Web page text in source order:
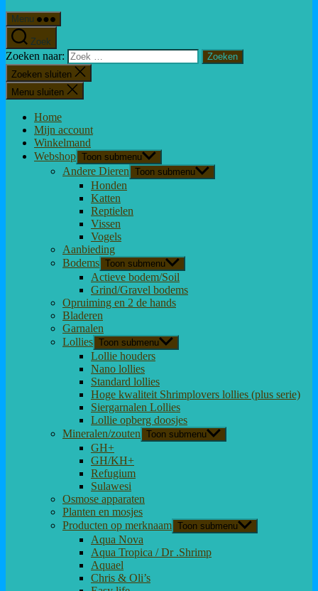
Menu
Zoek
Zoeken naar:
Zoeken sluiten
Menu sluiten
Home
Mijn account
Winkelmand
Webshop Toon submenu
Andere Dieren Toon submenu
Honden
Katten
Reptielen
Vissen
Vogels
Aanbieding
Bodems Toon submenu
Actieve bodem/Soil
Grind/Gravel bodems
Opruiming en 2 de hands
Bladeren
Garnalen
Lollies Toon submenu
Lollie houders
Nano lollies
Standard lollies
Hoge kwaliteit Shrimplovers lollies (plus serie)
Siergarnalen Lollies
Lollie opberg doosjes
Mineralen/zouten Toon submenu
GH+
GH/KH+
Refugium
Sulawesi
Osmose apparaten
Planten en mosjes
Producten op merknaam Toon submenu
Aqua Nova
Aqua Tropica / Dr .Shrimp
Aquael
Chris & Oli’s